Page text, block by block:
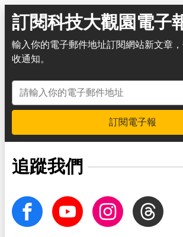
訂閱科技大觀園電子
輸入你的電子郵件地址訂閱網站新文章
收通知。
電子郵件地址
訂閱電子報
追蹤我們
facebook Youtube InstagramThreads